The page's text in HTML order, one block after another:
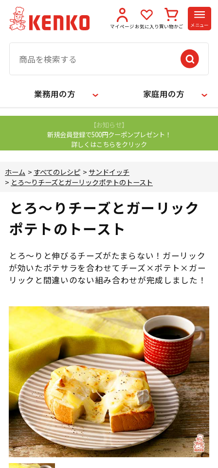
マイページ お気に入り 買い物かご メニュー
業務用の方 家庭用の方
【お知らせ】
新規会員登録で500円クーポンプレゼント！
詳しくはこちらをクリック
ホーム > すべてのレシピ > サンドイッチ
> とろ～りチーズとガーリックポテトのトースト
とろ～りチーズとガーリック
ポテトのトースト
とろ～りと伸びるチーズがたまらない！ガーリック
が効いたポテサラを合わせてチーズ×ポテト×ガー
リックと間違いのない組み合わせが完成しました！